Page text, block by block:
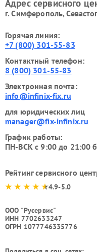
Адрес сервисного
г. Симферополь,
Горячая линия:
+7 (800) 301-55-83
Контактный телефон:
8 (800) 301-55-83
Электронная почта:
info@infinix-fix.ru
для юридических лиц
manager@fix-infinix.ru
График работы:
ПН-ВСК с 9:00 до 21:00
Рейтинг сервисного
4.9-5.0
ООО "Русервис"
ИНН 7702633247
ОГРН 1077746335776